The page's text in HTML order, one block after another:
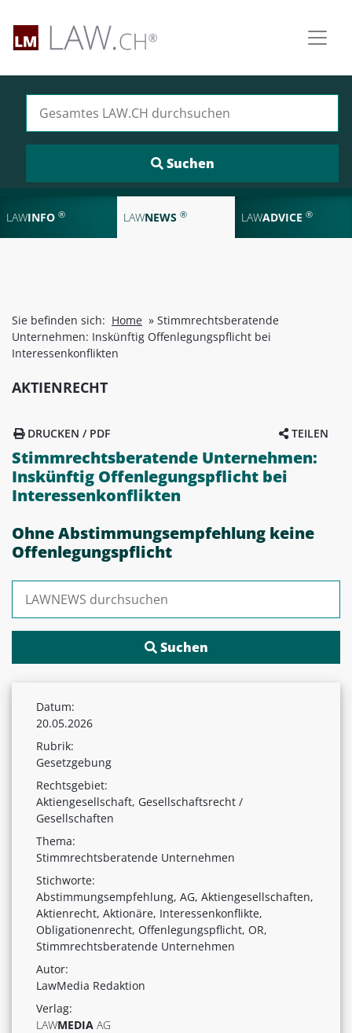
LAWINFO ® LAWNEWS ® LAWADVICE ®
Sie befinden sich: Home » Stimmrechtsberatende
Unternehmen: Inskünftig Offenlegungspflicht bei
Interessenkonflikten
AKTIENRECHT
TEILEN
DRUCKEN / PDF
Stimmrechtsberatende Unternehmen:
Inskünftig Offenlegungspflicht bei
Interessenkonflikten
Ohne Abstimmungsempfehlung keine
Offenlegungspflicht
Datum:
20.05.2026
Rubrik:
Gesetzgebung
Rechtsgebiet:
Aktiengesellschaft, Gesellschaftsrecht /
Gesellschaften
Thema:
Stimmrechtsberatende Unternehmen
Stichworte:
Abstimmungsempfehlung, AG, Aktiengesellschaften,
Aktienrecht, Aktionäre, Interessenkonflikte,
Obligationenrecht, Offenlegungspflicht, OR,
Stimmrechtsberatende Unternehmen
Autor:
LawMedia Redaktion
Verlag:
LAWMEDIA AG